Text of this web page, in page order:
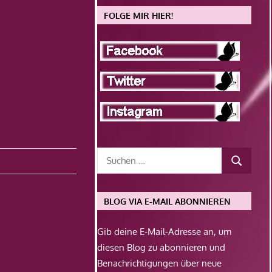
FOLGE MIR HIER!
BLOG VIA E-MAIL ABONNIEREN
Gib deine E-Mail-Adresse an, um
diesen Blog zu abonnieren und
Benachrichtigungen über neue